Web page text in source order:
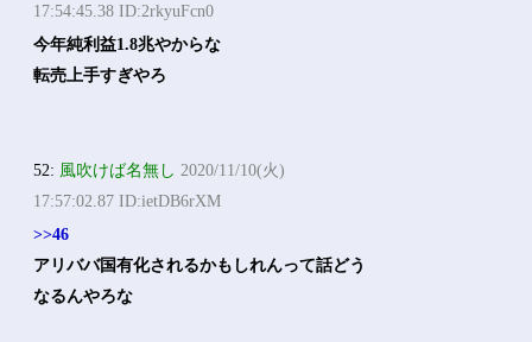
17:54:45.38 ID:2rkyuFcn0
今年純利益1.8兆やからな
転売上手すぎやろ
52: 風吹けば名無し 2020/11/10(火)
17:57:02.87 ID:ietDB6rXM
>>46
アリババ国有化されるかもしれんって話どう
なるんやろな